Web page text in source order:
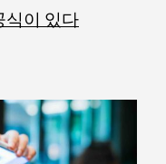
식이 있다